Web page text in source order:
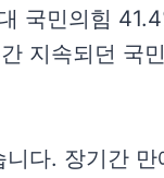
국민의힘
지속되던 국
다. 장기간